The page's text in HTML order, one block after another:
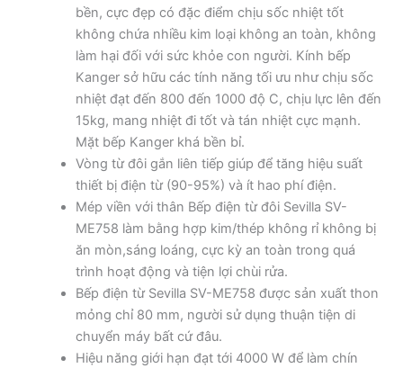
bền, cực đẹp có đặc điểm chịu sốc nhiệt tốt
không chứa nhiều kim loại không an toàn, không
làm hại đối với sức khỏe con người. Kính bếp
Kanger sở hữu các tính năng tối ưu như chịu sốc
nhiệt đạt đến 800 đến 1000 độ C, chịu lực lên đến
15kg, mang nhiệt đi tốt và tán nhiệt cực mạnh.
Mặt bếp Kanger khá bền bỉ.
Vòng từ đôi gắn liên tiếp giúp để tăng hiệu suất
thiết bị điện từ (90-95%) và ít hao phí điện.
Mép viền với thân Bếp điện từ đôi Sevilla SV-
ME758 làm bằng hợp kim/thép không rỉ không bị
ăn mòn,sáng loáng, cực kỳ an toàn trong quá
trình hoạt động và tiện lợi chùi rửa.
Bếp điện từ Sevilla SV-ME758 được sản xuất thon
mỏng chỉ 80 mm, người sử dụng thuận tiện di
chuyển máy bất cứ đâu.
Hiệu năng giới hạn đạt tới 4000 W để làm chín